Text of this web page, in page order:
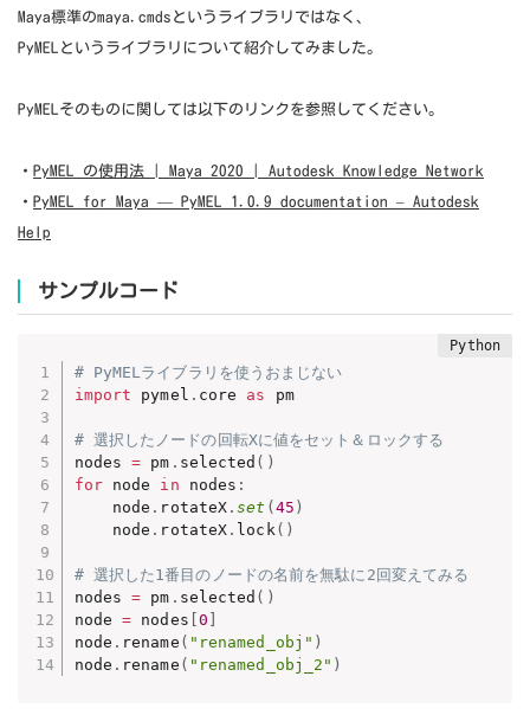
Maya標準のmaya.cmdsというライブラリではなく、
PyMELというライブラリについて紹介してみました。
PyMELそのものに関しては以下のリンクを参照してください。
・ PyMEL の使用法 | Maya 2020 | Autodesk Knowledge Network
・ PyMEL for Maya — PyMEL 1.0.9 documentation – Autodesk
Help
サンプルコード
# PyMELライブラリを使うおまじない
import pymel . core as pm
# 選択したノードの回転Xに値をセット＆ロックする
nodes = pm . selected ( )
for node in nodes :
    node
. rotateX .set ( 45 )
    node
. rotateX . lock ( )
# 選択した1番目のノードの名前を無駄に2回変えてみる
nodes = pm . selected ( )
node = nodes 0
node . rename ( "renamed_obj" )
node . rename ( "renamed_obj_2" )